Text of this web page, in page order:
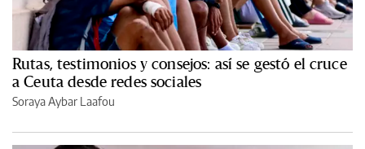
Rutas, testimonios y consejos: así se gestó el cruce
a Ceuta desde redes sociales
Soraya Aybar Laafou